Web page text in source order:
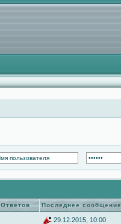
Ответов Последнее сообщение
29.12.2015, 10:00